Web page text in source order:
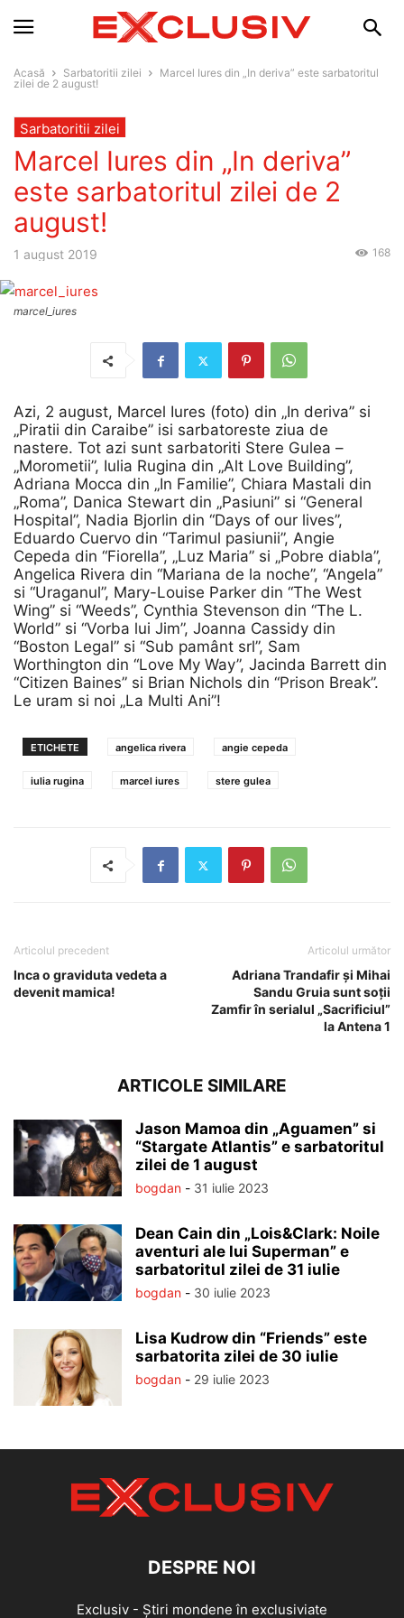
Acasă Sarbatoritii zilei
Marcel Iures din „In deriva” este sarbatoritul
zilei de 2 august!
Sarbatoritii zilei
Marcel Iures din „In deriva”
este sarbatoritul zilei de 2
august!
1 august 2019 168
marcel_iures
Azi, 2 august, Marcel Iures (foto) din „In deriva” si
„Piratii din Caraibe” isi sarbatoreste ziua de
nastere. Tot azi sunt sarbatoriti Stere Gulea –
„Morometii”, Iulia Rugina din „Alt Love Building”,
Adriana Mocca din „In Familie”, Chiara Mastali din
„Roma”, Danica Stewart din „Pasiuni” si “General
Hospital”, Nadia Bjorlin din “Days of our lives”,
Eduardo Cuervo din “Tarimul pasiunii”, Angie
Cepeda din “Fiorella”, „Luz Maria” si „Pobre diabla”,
Angelica Rivera din “Mariana de la noche”, “Angela”
si “Uraganul”, Mary-Louise Parker din “The West
Wing” si “Weeds”, Cynthia Stevenson din “The L.
World” si “Vorba lui Jim”, Joanna Cassidy din
“Boston Legal” si “Sub pamânt srl”, Sam
Worthington din “Love My Way”, Jacinda Barrett din
“Citizen Baines” si Brian Nichols din “Prison Break”.
Le uram si noi „La Multi Ani”!
ETICHETE angelica rivera angie cepeda
iulia rugina marcel iures stere gulea
Articolul precedent
Inca o graviduta vedeta a
devenit mamica!
Articolul următor
Adriana Trandafir și Mihai
Sandu Gruia sunt soții
Zamfir în serialul „Sacrificiul”
la Antena 1
ARTICOLE SIMILARE
Jason Mamoa din „Aguamen” si
“Stargate Atlantis” e sarbatoritul
zilei de 1 august
bogdan - 31 iulie 2023
Dean Cain din „Lois&Clark: Noile
aventuri ale lui Superman” e
sarbatoritul zilei de 31 iulie
bogdan - 30 iulie 2023
Lisa Kudrow din “Friends” este
sarbatorita zilei de 30 iulie
bogdan - 29 iulie 2023
DESPRE NOI
Exclusiv - Știri mondene în exclusiviate